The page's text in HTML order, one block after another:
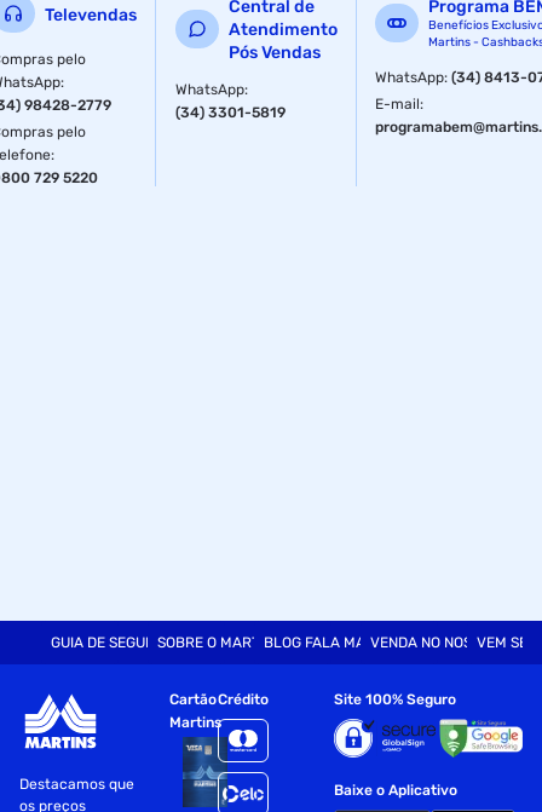
Televendas
pelo
:
98428-2779
pelo
:
729 5220
Central de
Atendimento
Pós Vendas
WhatsApp:
(34) 3301-5819
Programa
Benefícios
Martins -
WhatsApp:(34) 8413-
E-mail:
GUIA DE SEGURANÇASOBRE O MARTINSBLOG FALA MARTVENDA NO NOSSO SITE
VEM SER
Destacamos que
os preços
Cartão
Martins
Crédito Site 100% Seguro
Baixe o Aplicativo